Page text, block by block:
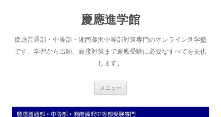
へ
ス
キ
慶應進学館
慶應普通部・中等部・湘南藤沢中等部対策専門のオンライン進学塾
です。学習から出願、面接対策まで慶應受験に必要なすべてを提供
します。
メニュー